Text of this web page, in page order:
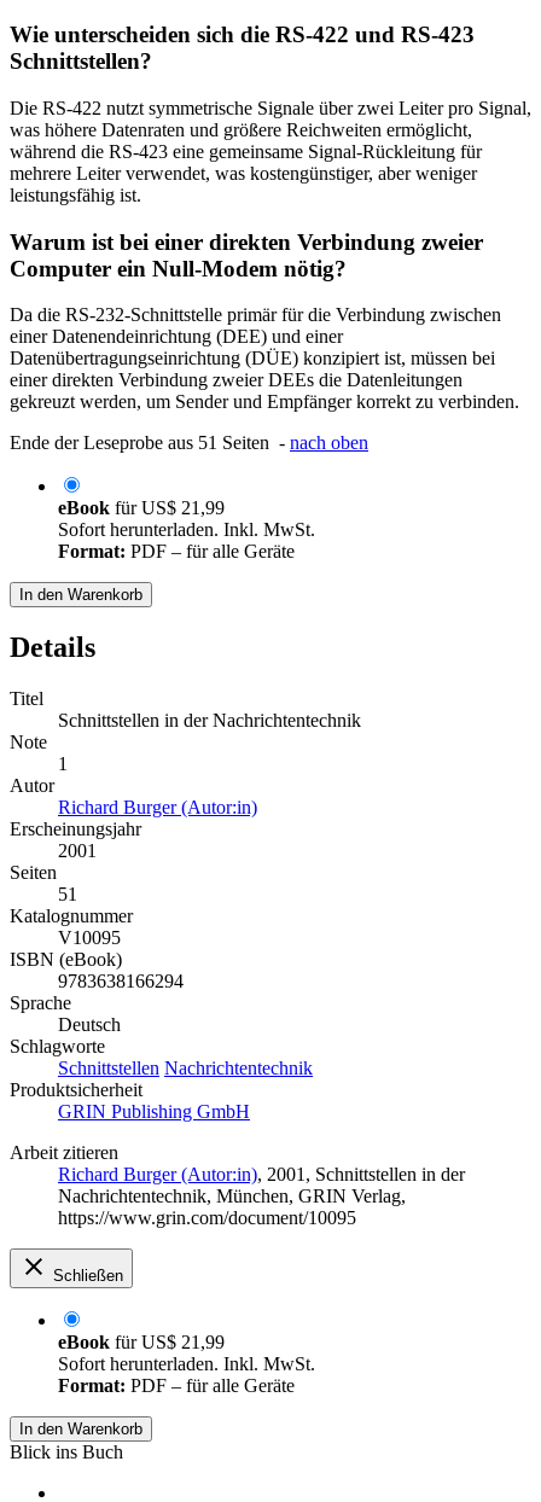
Wie unterscheiden sich die RS-422 und RS-423
Schnittstellen?
Die RS-422 nutzt symmetrische Signale über zwei Leiter pro Signal,
was höhere Datenraten und größere Reichweiten ermöglicht,
während die RS-423 eine gemeinsame Signal-Rückleitung für
mehrere Leiter verwendet, was kostengünstiger, aber weniger
leistungsfähig ist.
Warum ist bei einer direkten Verbindung zweier
Computer ein Null-Modem nötig?
Da die RS-232-Schnittstelle primär für die Verbindung zwischen
einer Datenendeinrichtung (DEE) und einer
Datenübertragungseinrichtung (DÜE) konzipiert ist, müssen bei
einer direkten Verbindung zweier DEEs die Datenleitungen
gekreuzt werden, um Sender und Empfänger korrekt zu verbinden.
Ende der Leseprobe aus 51 Seiten - nach oben
eBook fürUS$ 21,99
Sofort herunterladen. Inkl. MwSt.
Format: PDF – für alle Geräte
In den Warenkorb
Details
Titel
Schnittstellen in der Nachrichtentechnik
Note
1
Autor
Richard Burger (Autor:in)
Erscheinungsjahr
2001
Seiten
51
Katalognummer
V10095
ISBN (eBook)
9783638166294
Sprache
Deutsch
Schlagworte
Schnittstellen Nachrichtentechnik
Produktsicherheit
GRIN Publishing GmbH
Arbeit zitieren
Richard Burger (Autor:in), 2001, Schnittstellen in der
Nachrichtentechnik, München, GRIN Verlag,
https://www.grin.com/document/10095
Schließen
eBook fürUS$ 21,99
Sofort herunterladen. Inkl. MwSt.
Format: PDF – für alle Geräte
In den Warenkorb
Blick ins Buch